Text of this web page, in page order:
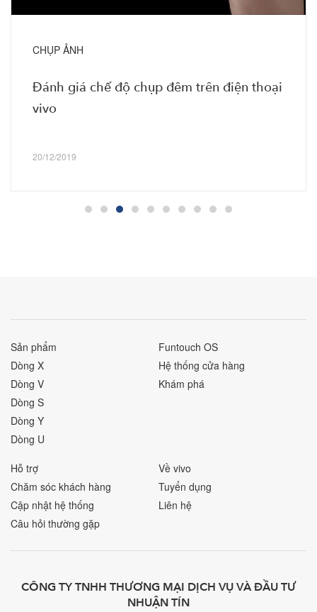
CHỤP ẢNH
Đánh giá chế độ chụp đêm trên điện thoại
vivo
20/12/2019
Sản phẩm
Dòng X
Dòng V
Dòng S
Dòng Y
Dòng U
Funtouch OS
Hệ thống cửa hàng
Khám phá
Hỗ trợ
Chăm sóc khách hàng
Cập nhật hệ thống
Câu hỏi thường gặp
Về vivo
Tuyển dụng
Liên hệ
CÔNG TY TNHH THƯƠNG MẠI DỊCH VỤ VÀ ĐẦU TƯ
NHUẬN TÍN